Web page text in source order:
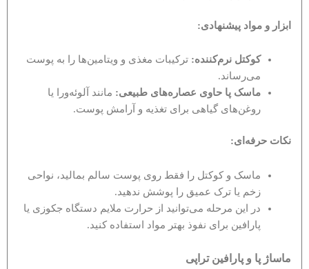
ابزار و مواد پیشنهادی:
کوکتل نرم‌کننده: ترکیبات مغذی و ویتامین‌ها را به پوست
می‌رساند.
ماسک پا حاوی عصاره‌های طبیعی: مانند آلوئه‌ورا یا
روغن‌های گیاهی برای تغذیه و آرامش پوست.
نکات حرفه‌ای:
ماسک و کوکتل را فقط روی پوست سالم بمالید، نواحی
زخم یا ترک عمیق را پوشش ندهید.
در این مرحله می‌توانید از حرارت ملایم دستگاه جکوزی یا
پارافین برای نفوذ بهتر مواد استفاده کنید.
ماساژ پا و پارافین تراپی